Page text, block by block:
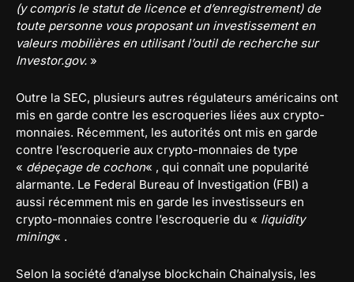
(y compris le statut de licence et d’enregistrement) de
toute personne vous proposant un investissement en
valeurs mobilières en utilisant l’outil de recherche sur
Investor.gov. »
Outre la SEC, plusieurs autres régulateurs américains ont
mis en garde contre les escroqueries liées aux crypto-
monnaies. Récemment, les autorités ont mis en garde
contre l’escroquerie aux crypto-monnaies de type
« dépeçage de cochon« , qui connaît une popularité
alarmante. Le Federal Bureau of Investigation (FBI) a
aussi récemment mis en garde les investisseurs en
crypto-monnaies contre l’escroquerie du « liquidity
mining« .
Selon la société d’analyse blockchain Chainalysis, les